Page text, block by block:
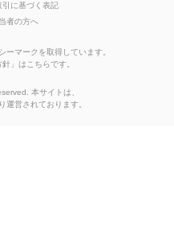
引に基づく表記
者の方へ
ーマークを取得しています。
針 」はこちらです。
本サイトは、
運営されております。